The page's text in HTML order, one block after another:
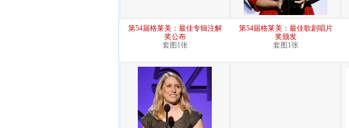
第54届格莱美：最佳专辑注解
奖公布
套图1张
第54届格莱美：最佳歌剧唱片
奖颁发
套图1张